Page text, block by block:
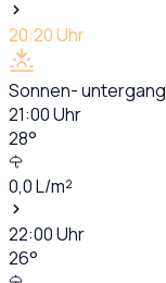
20:20Uhr
Sonnen- untergang
21:00Uhr
28°
0,0L/m²
22:00Uhr
26°